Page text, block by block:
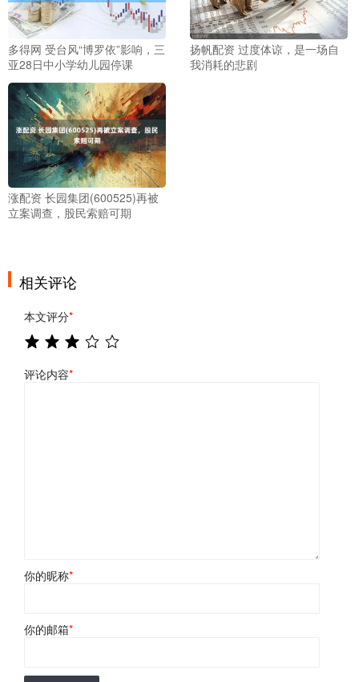
多得网 受台风“博罗依”影响，三
亚28日中小学幼儿园停课
扬帆配资 过度体谅，是一场自
我消耗的悲剧
涨配资 长园集团(600525)再被
立案调查，股民索赔可期
相关评论
本文评分*
评论内容*
你的昵称*
你的邮箱*